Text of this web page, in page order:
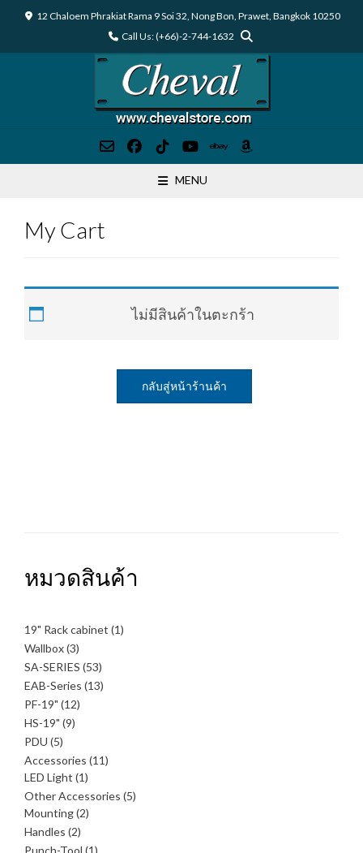
12 Chaloem Phrakiat Rama 9 Soi 32, Nong Bon, Prawet, Bangkok 10250
Call Us: (+66)-2-744-1632
MENU
My Cart
ไม่มีสินค้าในตะกร้า
กลับสู่หน้าร้านค้า
หมวดสินค้า
19" Rack cabinet 11
Wallbox 33
สินค้า
SA-SERIES 5353
สินค้า
EAB-Series 1313
PF-19" 1212
HS-19" 99
PDU 55
สินค้า
Accessories 1111
LED Light 11
สินค้า
Other Accessories 55
Mounting 22
Handles 22
สินค้า
1